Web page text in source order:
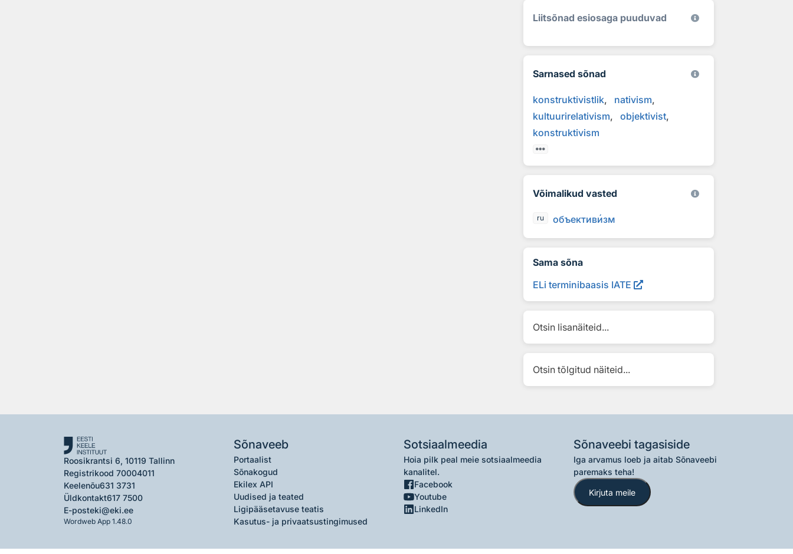
Liitsõnad esiosaga puuduvad
Sarnased sõnad
konstruktivistlik
nativism
kultuurirelativism
objektivist
konstruktivism
Võimalikud vasted
ru объективизм
Sama sõna
ELi terminibaasis IATE
Otsin lisanäiteid...
Otsin tõlgitud näiteid...
Roosikrantsi 6, 10119 Tallinn
Registrikood 70004011
Keelenõu631 3731
Üldkontakt617 7500
E-posteki@eki.ee
Wordweb App 1.48.0
Sõnaveeb
Portaalist
Sõnakogud
Ekilex API
Uudised ja teated
Ligipääsetavuse teatis
Kasutus- ja privaatsustingimused
Sotsiaalmeedia
Hoia pilk peal meie sotsiaalmeedia
kanalitel.
Facebook
Youtube
LinkedIn
Sõnaveebi tagasiside
Iga arvamus loeb ja aitab Sõnaveebi
paremaks teha!
Kirjuta meile